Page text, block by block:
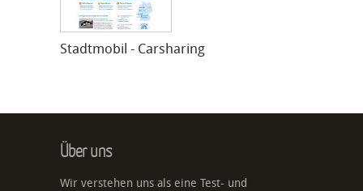
Stadtmobil - Carsharing
Über uns
Wir verstehen uns als eine Test- und